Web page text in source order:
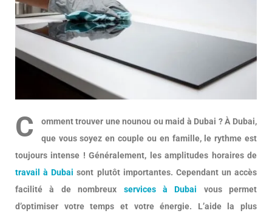
C
omment trouver une nounou ou maid à Dubai ? À Dubai,
que vous soyez en couple ou en famille, le rythme est
toujours intense ! Généralement, les amplitudes horaires de
travail à Dubai sont plutôt importantes. Cependant un accès
facilité à de nombreux services à Dubai vous permet
d’optimiser votre temps et votre énergie. L’aide la plus